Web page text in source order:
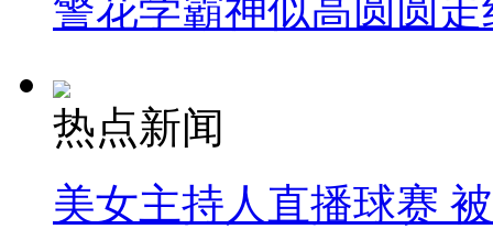
警花学霸神似高圆圆走
热点新闻
美女主持人直播球赛